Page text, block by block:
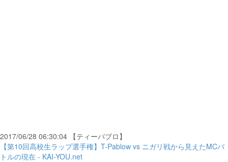
2017/06/28 06:30:04 【ティーパブロ】
【第10回高校生ラップ選手権】T-Pablow vs ニガリ戦から見えたMCバ
トルの現在 - KAI-YOU.net